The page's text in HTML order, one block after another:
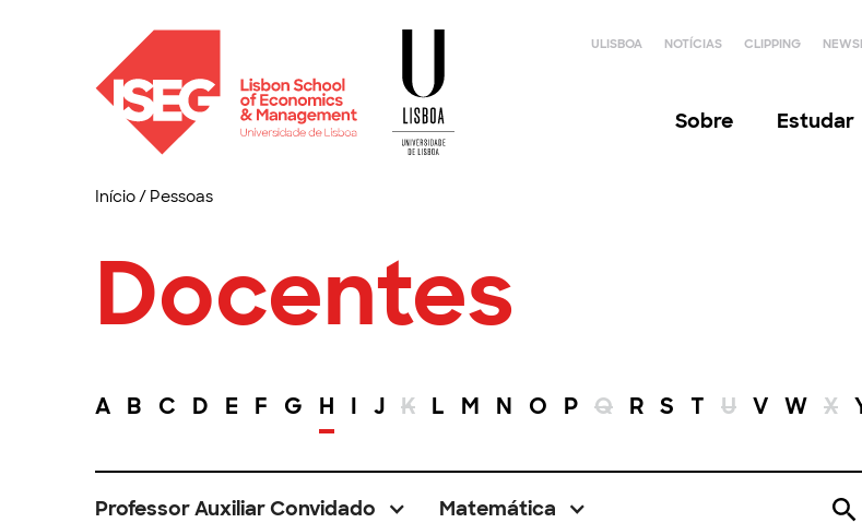
ULISBOA NOTÍCIAS CLIPPING
Sobre Estudar
Início/ Pessoas
Docentes
A B C D E F G H I J K L M N O P Q R S T U V W X
Professor Auxiliar Convidado Matemática